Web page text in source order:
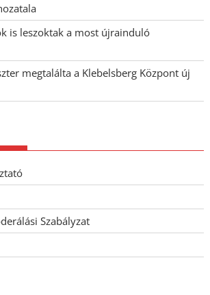
is leszoktak a most újrainduló
megtalálta a Klebelsberg Központ új
Szabályzat